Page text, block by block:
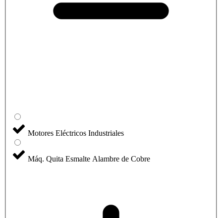
Motores Eléctricos Industriales
Máq. Quita Esmalte Alambre de Cobre